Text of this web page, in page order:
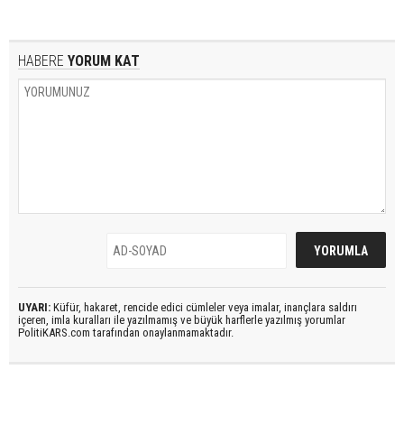
HABERE YORUM KAT
UYARI: Küfür, hakaret, rencide edici cümleler veya imalar, inançlara saldırı
içeren, imla kuralları ile yazılmamış ve büyük harflerle yazılmış yorumlar
PolitiKARS.com tarafından onaylanmamaktadır.